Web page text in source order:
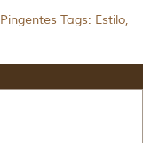
Pingentes Tags: Estilo,